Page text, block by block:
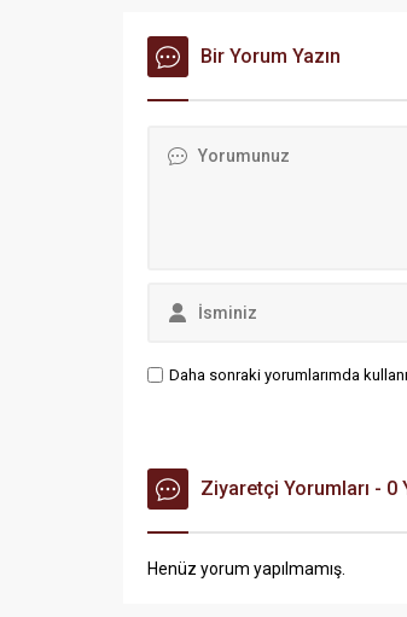
katılacağını duyurdu.
Bir Yorum Yazın
Daha sonraki yorumlarımda
Ziyaretçi Yorumları - 0
Henüz yorum yapılmamış.